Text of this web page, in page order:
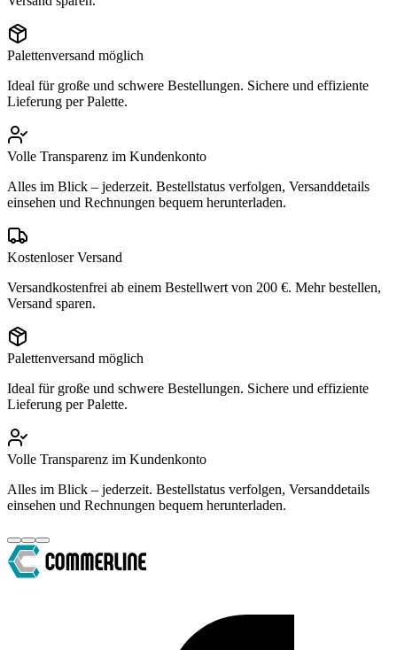
Palettenversand möglich
Ideal für große und schwere Bestellungen. Sichere und effiziente
Lieferung per Palette.
Volle Transparenz im Kundenkonto
Alles im Blick – jederzeit. Bestellstatus verfolgen, Versanddetails
einsehen und Rechnungen bequem herunterladen.
Kostenloser Versand
Versandkostenfrei ab einem Bestellwert von 200 €. Mehr bestellen,
Versand sparen.
Palettenversand möglich
Ideal für große und schwere Bestellungen. Sichere und effiziente
Lieferung per Palette.
Volle Transparenz im Kundenkonto
Alles im Blick – jederzeit. Bestellstatus verfolgen, Versanddetails
einsehen und Rechnungen bequem herunterladen.